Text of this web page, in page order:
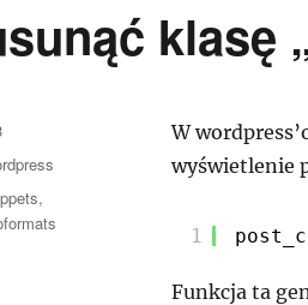
klasę
W
wyświetlenie
1
Funkcja ta
,